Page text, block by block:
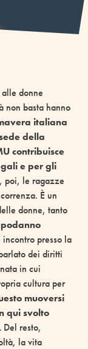
alle donne
non basta hanno
italiana
della
contribuisce
e per gli
poi, le ragazze
È un
donne, tanto
presso la
dei diritti
in cui
cultura per
muoversi
qui svolto
Del resto,
la vita